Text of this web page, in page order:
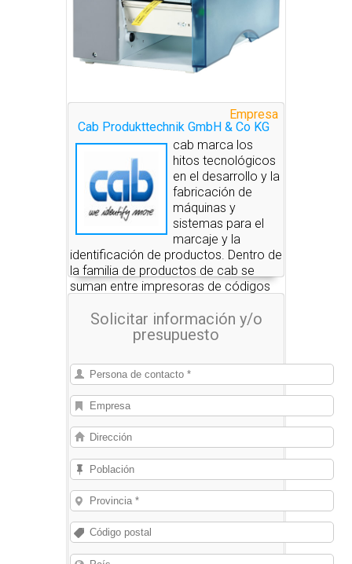
Empresa
Cab Produkttechnik GmbH & Co KG
cab marca los
hitos tecnológicos
en el desarrollo y la
fabricación de
máquinas y
sistemas para el
marcaje y la
identificación de productos. Dentro de
la familia de productos de cab se
suman entre impresoras de códigos
etiquetas, sistemas de etiquetado y
láseres de marcaje.
Solicitar información y/o
presupuesto